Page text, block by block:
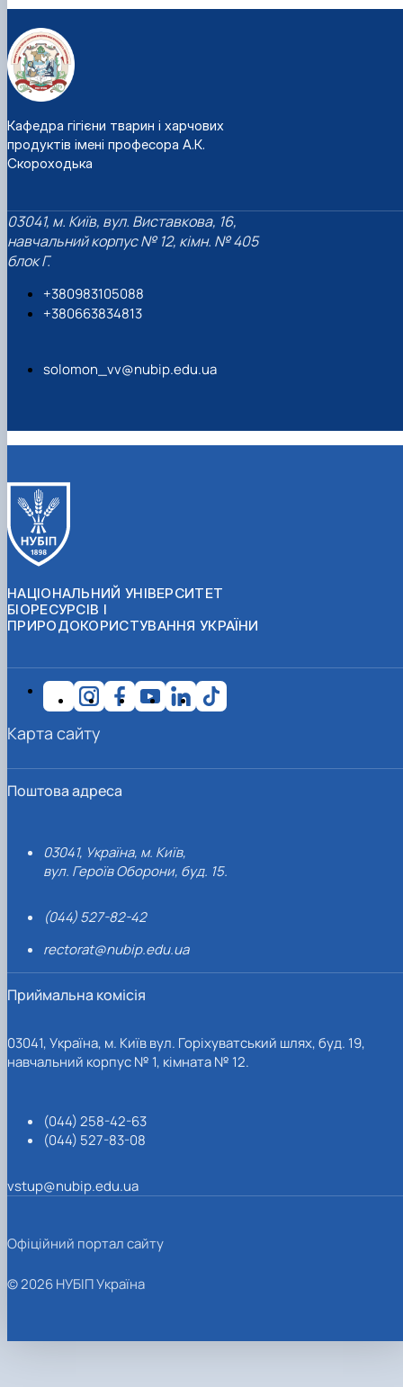
Кафедра гігієни тварин і харчових
продуктів імені професора А.К.
Скороходька
03041, м. Київ, вул. Виставкова, 16,
навчальний корпус № 12, кімн. № 405
блок Г.
+380983105088
+380663834813
solomon_vv@nubip.edu.ua
НАЦІОНАЛЬНИЙ УНІВЕРСИТЕТ
БІОРЕСУРСІВ І
ПРИРОДОКОРИСТУВАННЯ УКРАЇНИ
Поштова адреса
03041, Україна, м. Київ,
вул. Героїв Оборони, буд. 15.
(044) 527-82-42
rectorat@nubip.edu.ua
Приймальна комісія
03041, Україна, м. Київ вул. Горіхуватський шлях, буд. 19,
навчальний корпус № 1, кімната № 12.
(044) 258-42-63
(044) 527-83-08
vstup@nubip.edu.ua
Карта сайту
Офіційний портал сайту
© 2026 НУБІП Україна